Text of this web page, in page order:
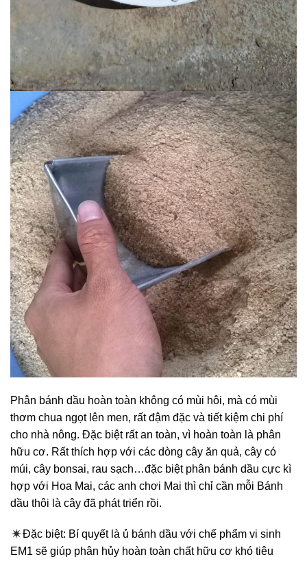
Phân bánh dầu hoàn toàn không có mùi hôi, mà có mùi
thơm chua ngọt lên men, rất đậm đặc và tiết kiệm chi phí
cho nhà nông. Đặc biệt rất an toàn, vì hoàn toàn là phân
hữu cơ. Rất thích hợp với các dòng cây ăn quả, cây có
múi, cây bonsai, rau sạch…đặc biệt phân bánh dầu cực kì
hợp với Hoa Mai, các anh chơi Mai thì chỉ cần mỗi Bánh
dầu thôi là cây đã phát triển rồi.
Đặc biệt: Bí quyết là ủ bánh dầu với chế phẩm vi sinh
EM1 sẽ giúp phân hủy hoàn toàn chất hữu cơ khó tiêu